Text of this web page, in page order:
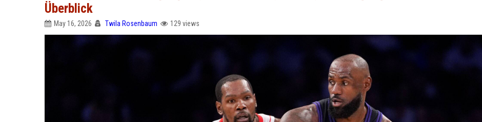
Überblick
May 16, 2026 Twila Rosenbaum 129 views